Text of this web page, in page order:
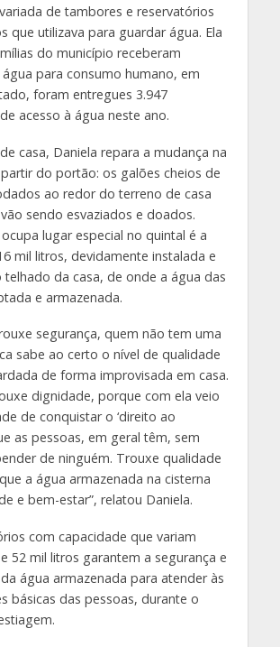
de tambores e reservatórios
que utilizava para guardar água. Ela
do município receberam
para consumo humano, em
foram entregues 3.947
acesso à água neste ano.
casa, Daniela repara a mudança na
do portão: os galões cheios de
ao redor do terreno de casa
sendo esvaziados e doados.
lugar especial no quintal é a
mil litros, devidamente instalada e
telhado da casa, de onde a água das
e armazenada.
segurança, quem não tem uma
sabe ao certo o nível de qualidade
de forma improvisada em casa.
dignidade, porque com ela veio
de conquistar o ‘direito ao
as pessoas, em geral têm, sem
de ninguém. Trouxe qualidade
a água armazenada na cisterna
e bem-estar”, relatou Daniela.
com capacidade que variam
52 mil litros garantem a segurança e
água armazenada para atender às
básicas das pessoas, durante o